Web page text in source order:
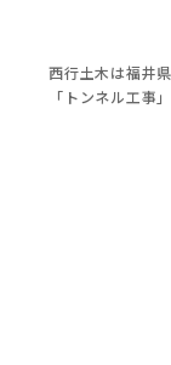
西行土木は福井
「トンネル工事